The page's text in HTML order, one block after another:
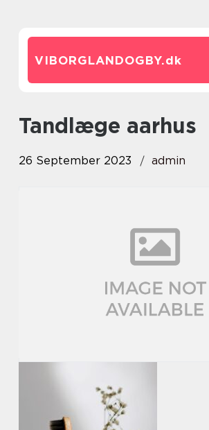
VIBORGLANDOGBY.dk
tandlæge aarhus
26 September 2023 admin